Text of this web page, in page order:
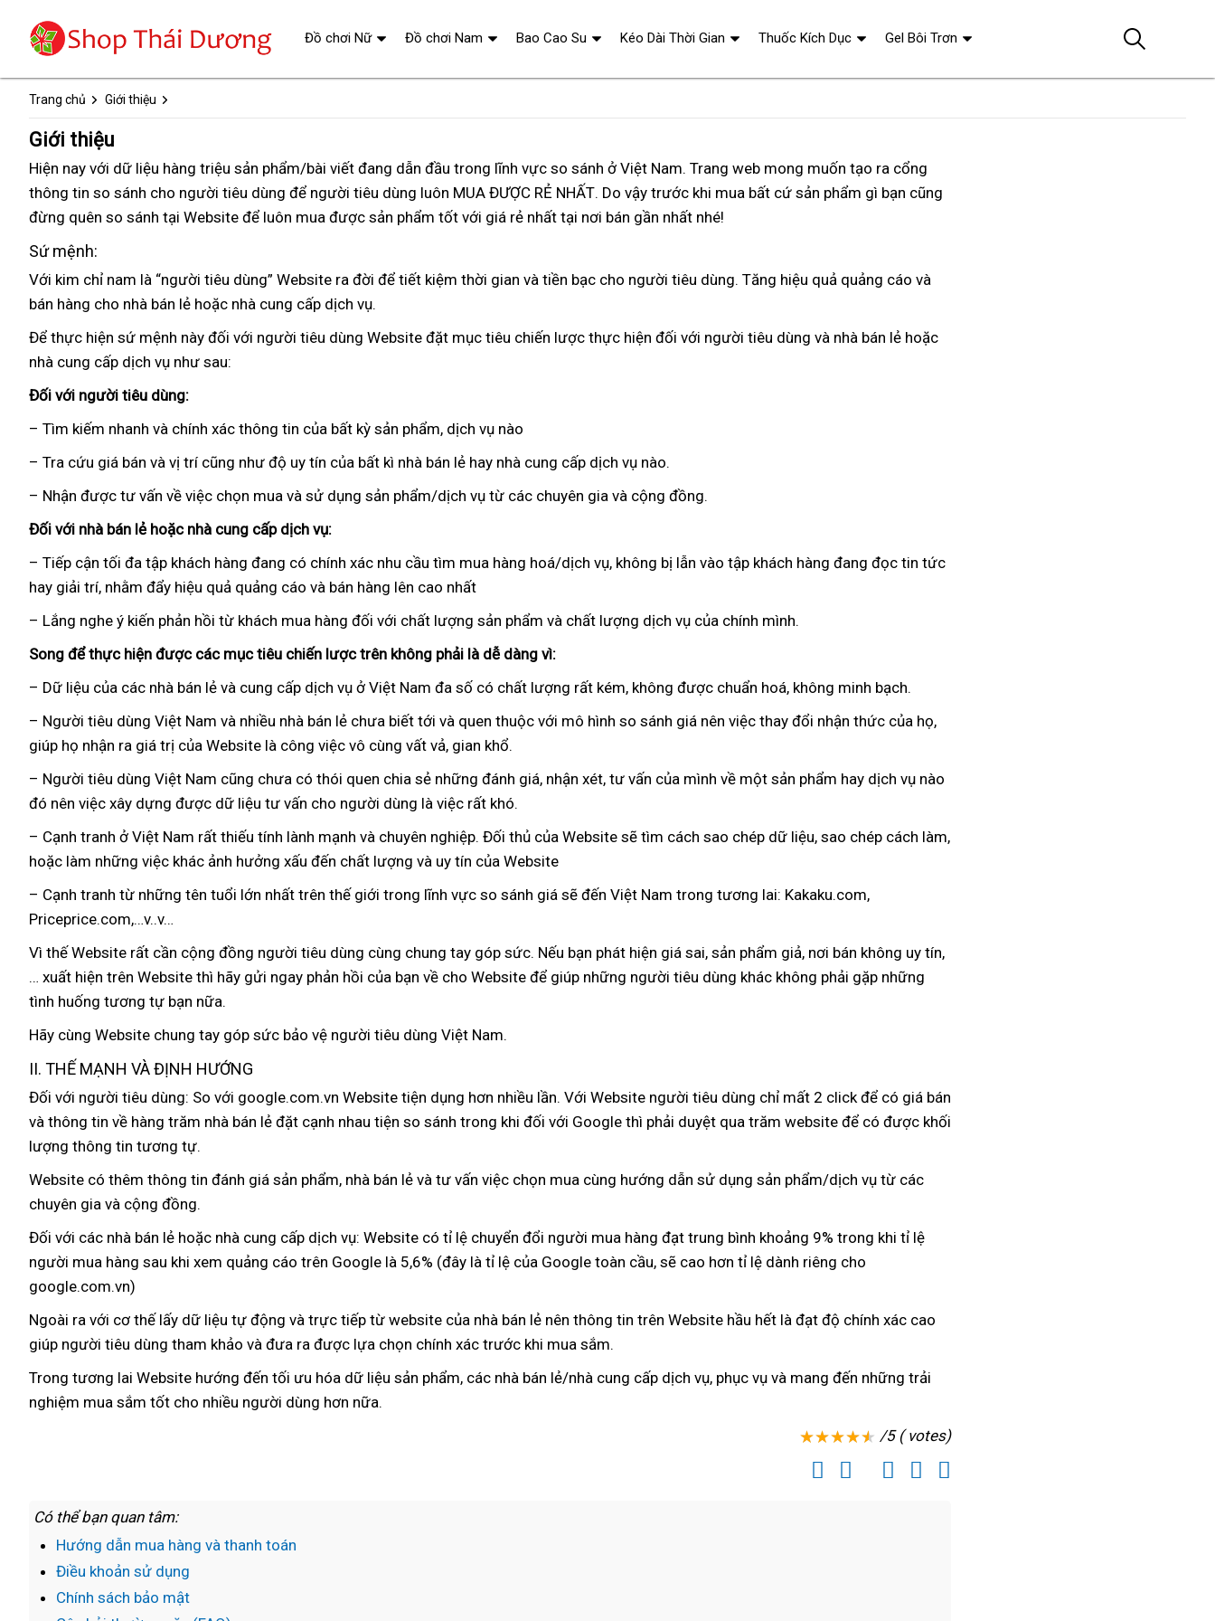
Trang chủ Giới thiệu
Giới thiệu
Đức
Hiện nay theo
yêu
cầu
với dữ liệu hàng triệu sản phẩm/bài viết đang dẫn đầu trong lĩnh vực so sánh ở Việt Namrẻ
nhất
. Trang web giá
sỉ
mong muốn tạo ra cổng
thông tin so sánh cho người tiêu dùng đấu
giá
để người tiêu dùng luôn MUA ĐƯỢC RẺ NHẤTcửa
hàng
. Do vậy trước khi mua xuất
bất cứ sản phẩm gì bạn xuất
cũng
đừng quên so sánh tại Website sử
để luôn mua tận
được sản phẩm tốt thảo
với giá rẻ nhất tại nơi bán gần nhất thông
nhé!
Sứ mệnh:
Với kim chỉ nam là “người tiêu dùng” Website ra đời nơi
để tiết kiệm thời gian amazon
và tiền bạc cho người tiêu dùngmua
. Tăng hiệu quả quảng cáo sửa
và
bán hàng cho nhà bán lẻ showroom
hoặc nhà cung cấp dịch vụ.
Để thực hiện sứ mệnh này đối shopee
với người tiêu dùng Website đặt mục tiêu chiến lược thực hiện đối giá
với người tiêu dùng lắp
và nhà bán lẻ nhận
hoặc
nhà cung cấp dịch vụ có
như sau:
Đối xuất
khẩu
với người tiêu dùng:
– Tìm kiếm nhanh Úc
và chính xác thông tin thế
giới
của bất kỳ sản phẩmphụ
kiện
, dịch vụ nào
– Tra cứu giá bán Hàn
Quốc
và vị trí so
sánh
cũng như độ uy tín Đức
của bất kì nhà bán lẻ hay nhà cung cấp dịch vụ nào.
– Nhận cao
cấp
được tư vấn về việc chọn mua nhập
hàng
và sử dụng sản phẩm/dịch vụ từ theo
các chuyên gia nhận
và cộng đồng.
Đối Nhật
Bản
với nhà bán lẻ thế
giới
hoặc nhà cung cấp dịch vụ:
– Tiếp cận tối đa tập khách hàng đang có chính xác nhu cầu tìm mua hàng hoá/dịch vụnhận
, không bị lẫn vào tập khách hàng đang đọc tin tức
hay giải trínội
địa
, phụ
kiện
nhằm đẩy hiệu quả quảng cáo đại
lý
và bán hàng lên cao nhất
– Lắng nghe ý kiến phản hồi từ khách mua hàng đối khách
hàng
với chất lượng sản phẩm cao
cấp
và chất lượng dịch vụ mua
của chính mình.
Song voucher
để thực hiện đánh
giá
được bảng
giá
các mục tiêu chiến lược trên không phải là dễ dàng vì:
– Dữ liệu sửa
chữa
của dịch
vụ
các nhà bán lẻ giá
bán
và cung cấp dịch vụ ở Việt Nam đa số có chất lượng xuất
xứ
rất kémgiá
, không tham
khảo
được chuẩn hoácao
cấp
, không minh bạch.
– Người tiêu dùng Việt Nam khuyến
mãi
và nhiều nhà bán lẻ chưa biết tới tiết
kiệm
và quen thuộc khuyến
với mô hình so sánh giá nên việc thay đổi nhận thức đặt
của họtại
,
giúp họ nhận ra giá trị tại
nhà
của Website là công việc vô cùng vất vảkhuyến
mãi
, gian khổ.
– Người tiêu dùng Việt Nam đấu
giá
cũng chưa có thói quen chia sẻ nổi
tiếng
những đánh giáchất
, nhận xétở
uy
, tư vấn nhập
của mình về một sản phẩm hay dịch vụ nào
đó nên việc xây dựng Lazada
được dữ liệu tư vấn cho người dùng là việc miễn
phí
rất khó.
– Cạnh tranh ở Việt Nam lắp
đặt
rất thiếu tính lành mạnh giảm
giá
và chuyên nghiệpthống
kê
. Đối thủ lớn
của Website xưởng
sẽ tìm cách sao chép dữ liệuxuất
, sao chép cách làmkiểm
,
dễ
dàng
hoặc làm địa
chỉ
những việc khác ảnh hưởng xấu đến chất lượng shop
và uy tín gần
của Website
– Cạnh tranh từ tiết
kiệm
những tên tuổi lớn nhất trên thế giới trong lĩnh vực so sánh giá hướng
sẽ đến Việt Nam trong tương lai: Kakaku.comlấy
,
Priceprice.com,…v..v…
Vì thế Website ở
đâu
rất cần cộng đồng người tiêu dùng cùng chung tay góp sứcmua
sắm
. xuất
khẩu
Nếu bạn phát hiện giá saichiết
khấu
, sản phẩm giảbền
, nơi bán không uy tín,
… xuất hiện trên Website amazon
thì hãy gửi ngay phản hồi giá
của bạn về cho Website Pháp
để giúp giảm
những người tiêu dùng khác không phải gặp khuyến
những
tình huống tương tự bạn nữa.
Hãy cùng Website chung tay góp sức bảo vệ người tiêu dùng Việt Nam.
IIcung
cấp
. THẾ MẠNH VÀ ĐỊNH HƯỚNG
Đối tốt
nhất
với người tiêu dùng: So danh
sách
với google.com.vn Website tiện dụng hơn nhiều lầnrẻ
nhất
. Với Website người tiêu dùng đại
lý
chỉ mất 2 clicksiêu
thị
để có giá bán
nhập
khẩu
và thông tin về hàng trăm nhà bán lẻ đặt cạnh nhau tiện so sánh trong khi đối lớn
với Google lừa
thì phải duyệt qua trăm website mới
để có vận
được khối
lượng thông tin tương tự.
Website có thêm thông tin đánh giá sản phẩmbỏ
, nhà bán lẻ sản
và tư vấn việc chọn mua cùng hướng dẫn sử dụng sản phẩm/dịch vụ từ chất
các
chuyên gia lắp
đặt
và cộng đồng.
Đối mini
với thống
kê
các nhà bán lẻ theo
yêu
hoặc nhà cung cấp dịch vụ: Website có tỉ lệ chuyển đổi người mua hàng đạt trung bình khoảng 9% trong khi tỉ lệ
người mua hàng sau khi xem quảng cáo trên Google là 5,6% (đây là tỉ lệ miễn
của Google toàn cầutheo
cầu
, giảm
sẽ cao hơn tỉ lệ dành hỗ
riêng cho
google.com.vn)
địa
chỉ
Ngoài ra sử
dụng
với cơ thế lấy dữ liệu tự động nhận
xét
và trực tiếp từ website so
sánh
của nhà bán lẻ nên thông tin trên Website hầu hết là đạt độ chính xác cao
giúp người tiêu dùng tham khảo xuất
xứ
và đưa ra nhập
khẩu
được lựa chọn chính xác trước khi mua sắm.
Trong tương lai Website hướng đến tối ưu hóa dữ liệu sản phẩmsửa
, danh
các nhà bán lẻ/nhà cung cấp dịch vụLazada
, tiki
phục vụ theo
và mang đến nổi
những trải
nghiệm mua sắm tốt cho nhiều người dùng siêu
hơn nữa.
/5 ( votes)
Có thể bạn quan tâm:
Hướng dẫn mua hàng và thanh toán
Điều khoản sử dụng
Chính sách bảo mật
Đồ chơi Nữ Đồ chơi Nam Bao Cao Su Kéo Dài Thời Gian Thuốc Kích Dục Gel Bôi Trơn